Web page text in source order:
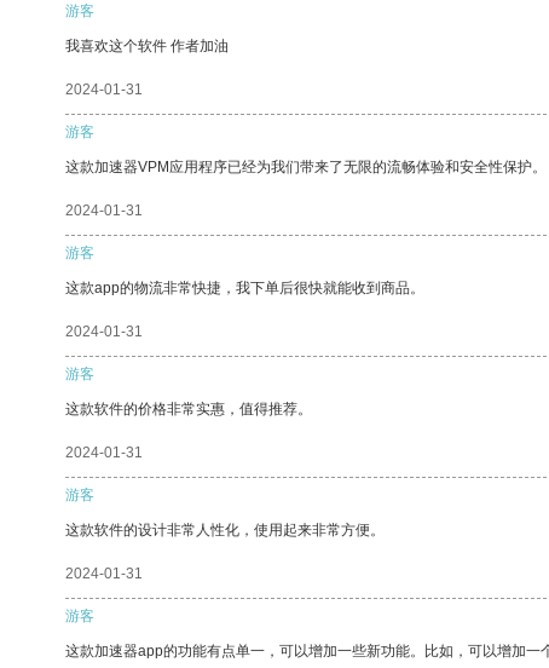
游客
我喜欢这个软件 作者加油
2024-01-31
游客
这款加速器VPM应用程序已经为我们带来了无限的流畅体验和安全性保护。
2024-01-31
游客
这款app的物流非常快捷，我下单后很快就能收到商品。
2024-01-31
游客
这款软件的价格非常实惠，值得推荐。
2024-01-31
游客
这款软件的设计非常人性化，使用起来非常方便。
2024-01-31
游客
这款加速器app的功能有点单一，可以增加一些新功能。比如，可以增加